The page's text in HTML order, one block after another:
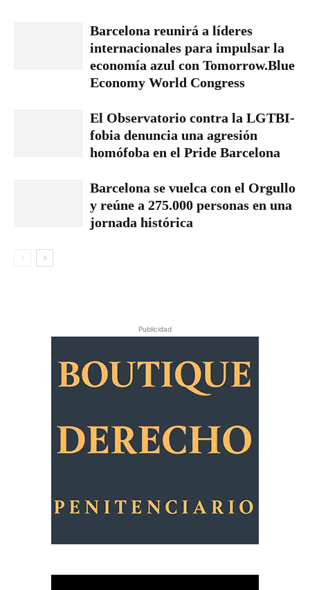
Barcelona reunirá a líderes
internacionales para impulsar la
economía azul con Tomorrow.Blue
Economy World Congress
El Observatorio contra la LGTBI-
fobia denuncia una agresión
homófoba en el Pride Barcelona
Barcelona se vuelca con el Orgullo
y reúne a 275.000 personas en una
jornada histórica
Publicidad